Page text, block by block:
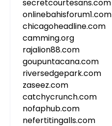
secretcourtesans.com
onlinebahisforum1.com
chicagoheadline.com
camming.org
rajalion88.com
goupuntacana.com
riversedgepark.com
zaseez.com
catchycrunch.com
nofaphub.com
nefertitingalls.com